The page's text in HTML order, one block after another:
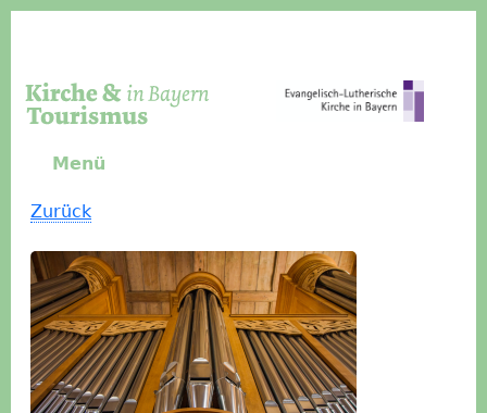
Menü
Zurück